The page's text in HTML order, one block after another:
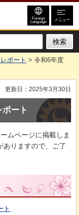
Foreign
Language メニュー
ポート > 令和6年度
更新日：2025年3月30日
ート
ムページに掲載しま
ありますので、ご了
ト